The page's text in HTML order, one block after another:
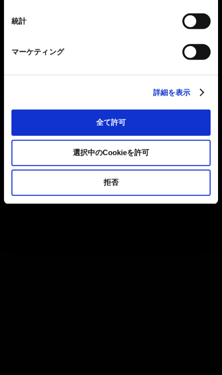
統計
マーケティング
詳細を表示
全て許可
選択中のCookieを許可
拒否